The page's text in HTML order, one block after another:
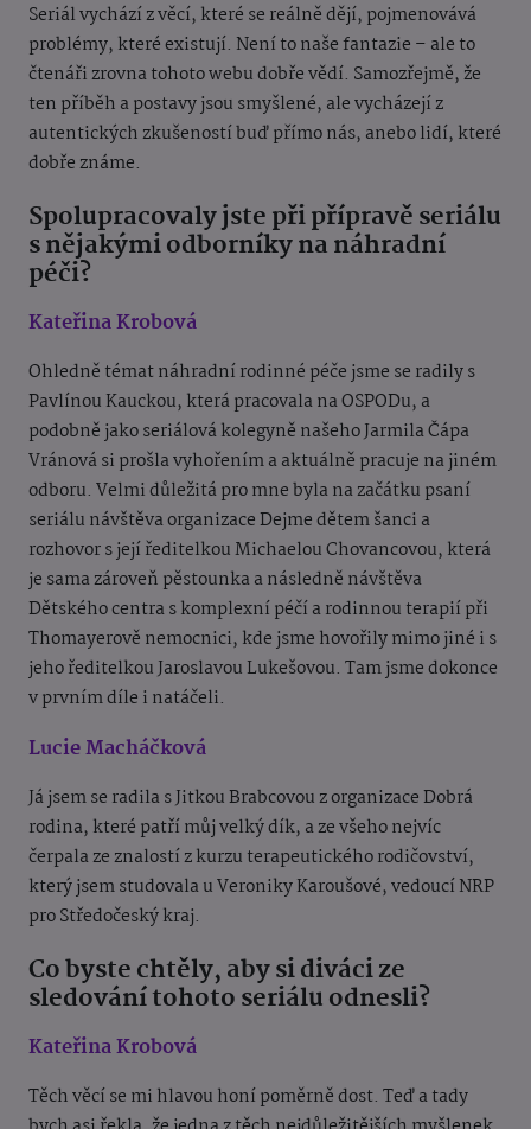
Seriál vychází z věcí, které se reálně dějí, pojmenovává
problémy, které existují. Není to naše fantazie – ale to
čtenáři zrovna tohoto webu dobře vědí. Samozřejmě, že
ten příběh a postavy jsou smyšlené, ale vycházejí z
autentických zkušeností buď přímo nás, anebo lidí, které
dobře známe.
Spolupracovaly jste při přípravě seriálu
s nějakými odborníky na náhradní
péči?
Kateřina Krobová
Ohledně témat náhradní rodinné péče jsme se radily s
Pavlínou Kauckou, která pracovala na OSPODu, a
podobně jako seriálová kolegyně našeho Jarmila Čápa
Vránová si prošla vyhořením a aktuálně pracuje na jiném
odboru. Velmi důležitá pro mne byla na začátku psaní
seriálu návštěva organizace Dejme dětem šanci a
rozhovor s její ředitelkou Michaelou Chovancovou, která
je sama zároveň pěstounka a následně návštěva
Dětského centra s komplexní péčí a rodinnou terapií při
Thomayerově nemocnici, kde jsme hovořily mimo jiné i s
jeho ředitelkou Jaroslavou Lukešovou. Tam jsme dokonce
v prvním díle i natáčeli.
Lucie Macháčková
Já jsem se radila s Jitkou Brabcovou z organizace Dobrá
rodina, které patří můj velký dík, a ze všeho nejvíc
čerpala ze znalostí z kurzu terapeutického rodičovství,
který jsem studovala u Veroniky Karoušové, vedoucí NRP
pro Středočeský kraj.
Co byste chtěly, aby si diváci ze
sledování tohoto seriálu odnesli?
Kateřina Krobová
Těch věcí se mi hlavou honí poměrně dost. Teď a tady